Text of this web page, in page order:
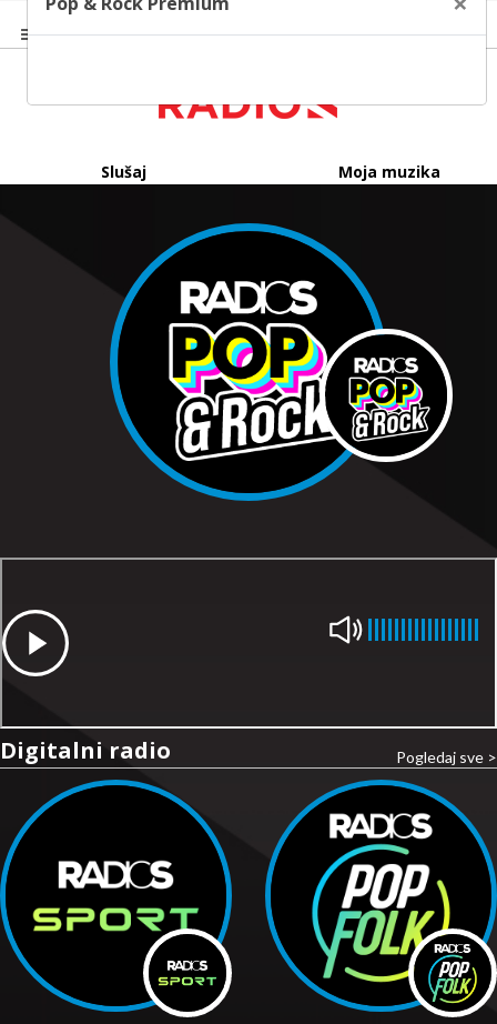
Slušaj Moja muzika
Digitalni radio Pogledaj sve >